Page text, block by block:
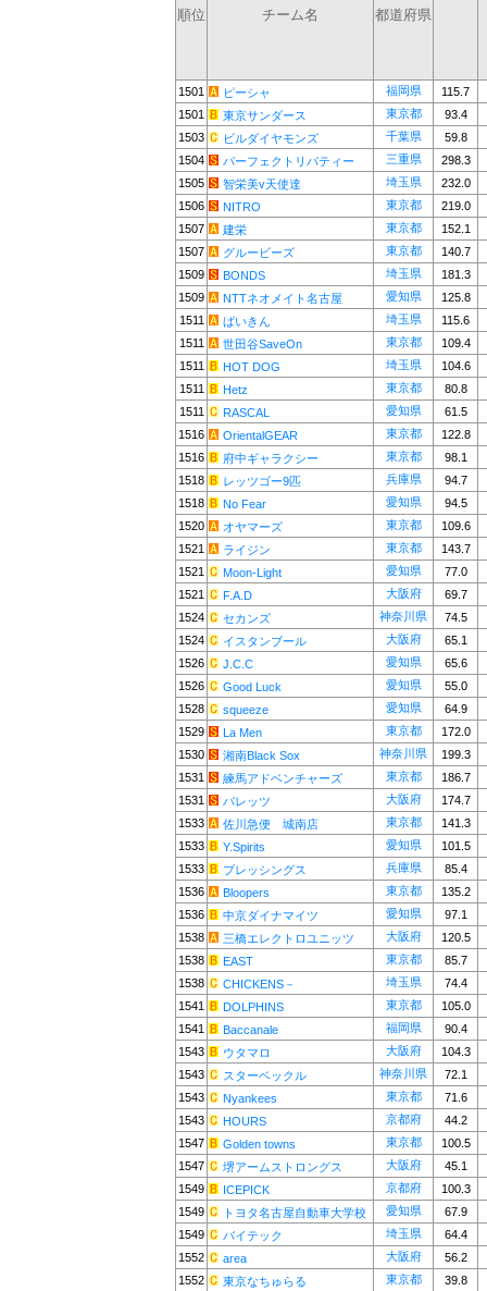
順位 チーム名 都道府県
1501 ピーシャ 福岡県
115.7
1501
東京サンダース 東京都
93.4
1503
ビルダイヤモンズ 千葉県
59.8
1504
パーフェクトリバティー 三重県
298.3
1505
智栄美v天使達 埼玉県
232.0
1506
NITRO 東京都
219.0
1507
建栄 東京都
152.1
1507
グルービーズ 東京都
140.7
1509
BONDS 埼玉県
181.3
1509
NTTネオメイト名古屋 愛知県
125.8
1511
ばいきん 埼玉県
115.6
1511
世田谷SaveOn 東京都
109.4
1511
HOT DOG 埼玉県
104.6
1511
Hetz 東京都
80.8
1511
RASCAL 愛知県
61.5
1516
OrientalGEAR 東京都
122.8
1516
府中ギャラクシー 東京都
98.1
1518
レッツゴー9匹 兵庫県
94.7
1518
No Fear 愛知県
94.5
1520
オヤマーズ 東京都
109.6
1521
ライジン 東京都
143.7
1521
Moon-Light 愛知県
77.0
1521
F.A.D 大阪府
69.7
1524
セカンズ 神奈川県
74.5
1524
イスタンブール 大阪府
65.1
1526
J.C.C 愛知県
65.6
1526
Good Luck 愛知県
55.0
1528
squeeze 愛知県
64.9
1529
La Men 東京都
172.0
1530
湘南Black Sox 神奈川県
199.3
1531
練馬アドベンチャーズ 東京都
186.7
1531
バレッツ 大阪府
174.7
1533
佐川急便 城南店 東京都
141.3
1533
Y.Spirits 愛知県
101.5
1533
ブレッシングス 兵庫県
85.4
1536
Bloopers 東京都
135.2
1536
中京ダイナマイツ 愛知県
97.1
1538
三橋エレクトロユニッツ 大阪府
120.5
1538
EAST 東京都
85.7
1538
CHICKENS－ 埼玉県
74.4
1541
DOLPHINS 東京都
105.0
1541
Baccanale 福岡県
90.4
1543
ウタマロ 大阪府
104.3
1543
スターベックル 神奈川県
72.1
1543
Nyankees 東京都
71.6
1543
HOURS 京都府
44.2
1547
Golden towns 東京都
100.5
1547
堺アームストロングス 大阪府
45.1
1549
ICEPICK 京都府
100.3
1549
トヨタ名古屋自動車大学校 愛知県
67.9
1549
バイテック 埼玉県
64.4
1552
area 大阪府
56.2
1552
東京なちゅらる 東京都
39.8